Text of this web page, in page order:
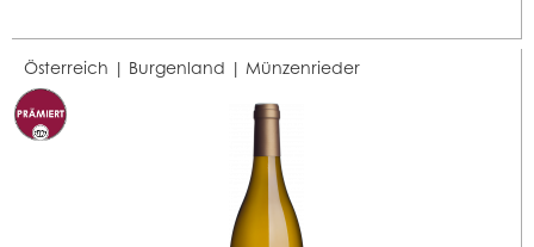
Österreich | Burgenland |Münzenrieder